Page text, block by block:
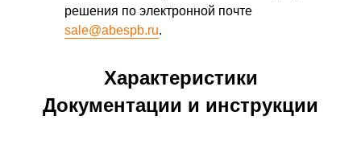
решения по электронной почте
sale@abespb.ru.
Характеристики
Характеристики
Общие
Документации и инструкции